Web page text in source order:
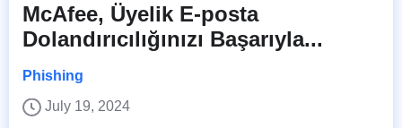
McAfee, Üyelik E-posta
Dolandırıcılığınızı Başarıyla...
Phishing
July 19, 2024